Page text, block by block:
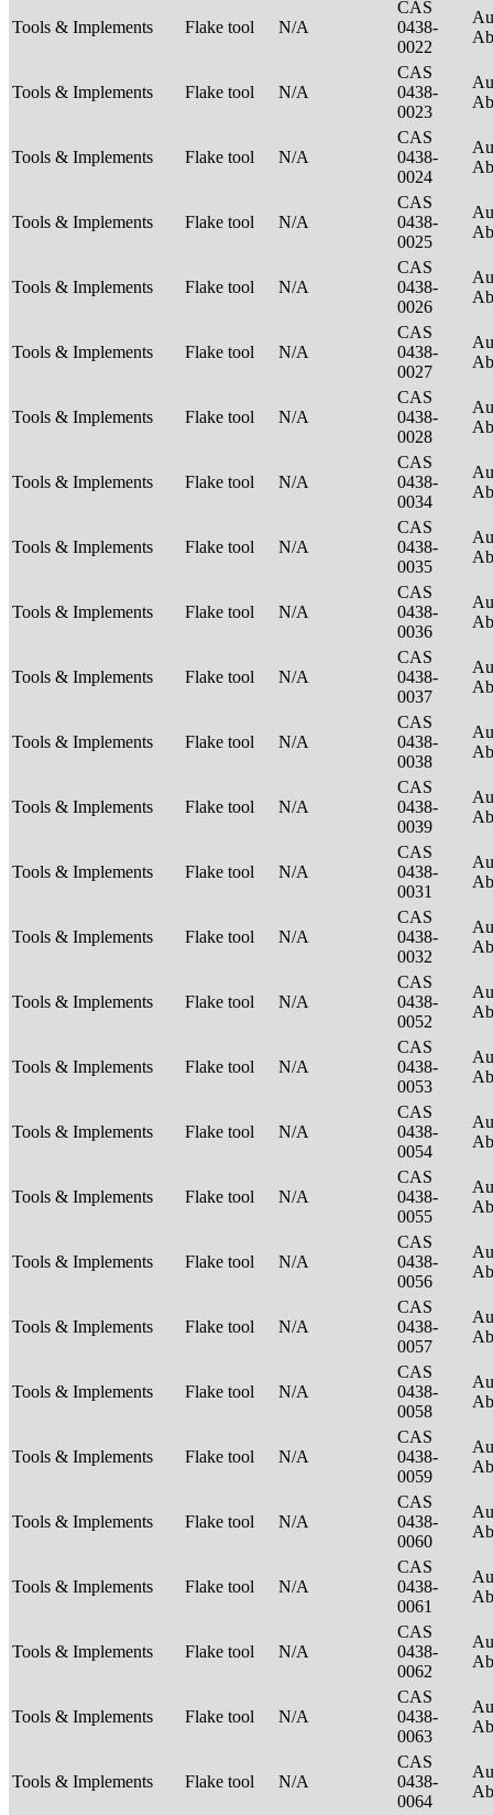
Tools & Implements Flake tool N/A
CAS
0438-
0022
Tools & Implements Flake tool N/A
CAS
0438-
0023
Tools & Implements Flake tool N/A
CAS
0438-
0024
Tools & Implements Flake tool N/A
CAS
0438-
0025
Tools & Implements Flake tool N/A
CAS
0438-
0026
Tools & Implements Flake tool N/A
CAS
0438-
0027
Tools & Implements Flake tool N/A
CAS
0438-
0028
Tools & Implements Flake tool N/A
CAS
0438-
0034
Tools & Implements Flake tool N/A
CAS
0438-
0035
Tools & Implements Flake tool N/A
CAS
0438-
0036
Tools & Implements Flake tool N/A
CAS
0438-
0037
Tools & Implements Flake tool N/A
CAS
0438-
0038
Tools & Implements Flake tool N/A
CAS
0438-
0039
Tools & Implements Flake tool N/A
CAS
0438-
0031
Tools & Implements Flake tool N/A
CAS
0438-
0032
Tools & Implements Flake tool N/A
CAS
0438-
0052
Tools & Implements Flake tool N/A
CAS
0438-
0053
Tools & Implements Flake tool N/A
CAS
0438-
0054
Tools & Implements Flake tool N/A
CAS
0438-
0055
Tools & Implements Flake tool N/A
CAS
0438-
0056
Tools & Implements Flake tool N/A
CAS
0438-
0057
Tools & Implements Flake tool N/A
CAS
0438-
0058
Tools & Implements Flake tool N/A
CAS
0438-
0059
Tools & Implements Flake tool N/A
CAS
0438-
0060
Tools & Implements Flake tool N/A
CAS
0438-
0061
Tools & Implements Flake tool N/A
CAS
0438-
0062
Tools & Implements Flake tool N/A
CAS
0438-
0063
Tools & Implements Flake tool N/A
CAS
0438-
0064